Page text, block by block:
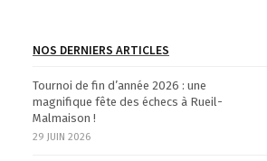
NOS DERNIERS ARTICLES
Tournoi de fin d’année 2026 : une
magnifique fête des échecs à Rueil-
Malmaison !
29 JUIN 2026